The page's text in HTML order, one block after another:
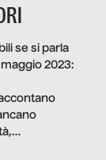
se si parla
2023: